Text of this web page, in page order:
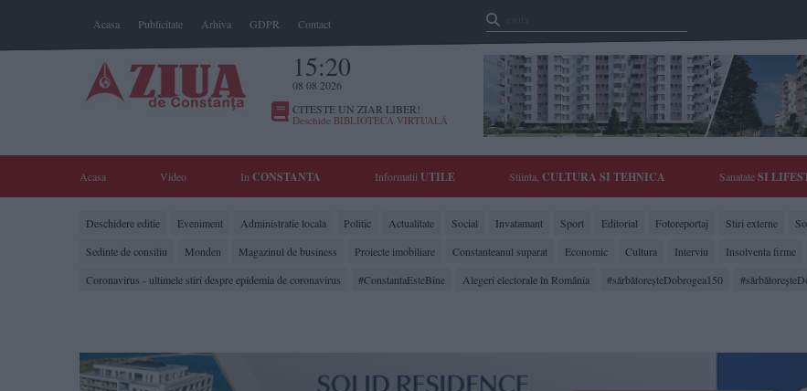
Acasa Publicitate Arhiva GDPR Contact
15:20
08 08 2026
CITESTE UN ZIAR LIBER!
Deschide BIBLIOTECA VIRTUALĂ
Acasa Video In CONSTANTA Informatii UTILE Stiinta, CULTURA SI TEHNICA SanatateSI
Deschidere editie Eveniment Administratie locala Politic Actualitate Social Invatamant Sport Editorial Fotoreportaj Stiri externe
Sedinte de consiliu
Monden Magazinul de business Proiecte imobiliare Constanteanul suparat Economic Cultura Interviu Insolventa firme
Coronavirus - ultimele stiri despre epidemia de coronavirus
#ConstantaEsteBine Alegeri electorale în România #sărbătoreşteDobrogea150